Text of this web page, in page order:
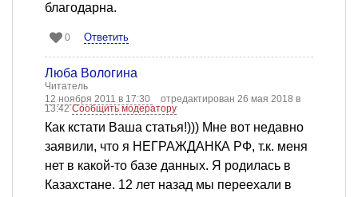
благодарна.
0 Ответить
Люба Вологина
Читатель
12 ноября 2011 в 17:30
отредактирован 26 мая 2018 в
13:42Сообщить модератору
Как кстати Ваша статья!))) Мне вот недавно
заявили, что я НЕГРАЖДАНКА РФ, т.к. меня
нет в какой-то базе данных. Я родилась в
Казахстане. 12 лет назад мы переехали в